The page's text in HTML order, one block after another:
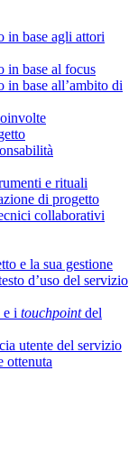
in base agli attori
in base al focus
base all’ambito di
e rituali
di progetto
collaborativi
e la sua gestione
d’uso del servizio
e i touchpointdel
utente del servizio
ottenuta